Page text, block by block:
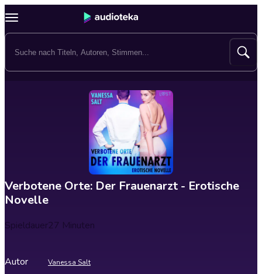
Verbotene Orte: Der Frauenarzt - Erotische
Novelle
Spieldauer27 Minuten
Autor Vanessa Salt